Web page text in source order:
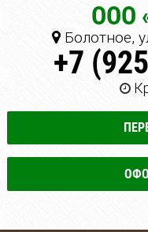
ООО
Болотное,
+7